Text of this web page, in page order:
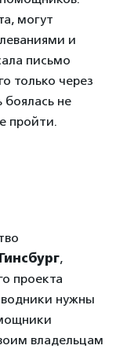
могут
и
письмо
только через
боялась не
пройти.
,
проекта
нужны
владельцам